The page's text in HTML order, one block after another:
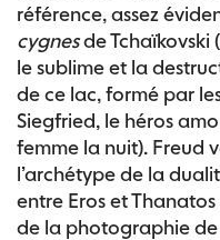
référence, assez
cygnesde Tchaïkovski
le sublime et la
de ce lac, formé par
Siegfried, le héros
femme la nuit). Freud
l’archétype de la
entre Eros et
de la photographie de